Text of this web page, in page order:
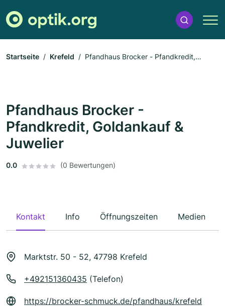
Startseite Krefeld
Pfandhaus Brocker - Pfandkredit,
Pfandhaus Brocker -
Pfandkredit, Goldankauf &
Juwelier
0.0 (0 Bewertungen)
Kontakt Info Öffnungszeiten Medien
Marktstr. 50 - 52, 47798 Krefeld
+492151360435 (Telefon)
https://brocker-schmuck.de/pfandhaus/krefeld